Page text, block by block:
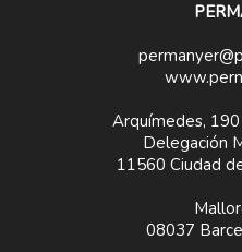
Arquímedes,
Delegación
11560 Ciudad
08037